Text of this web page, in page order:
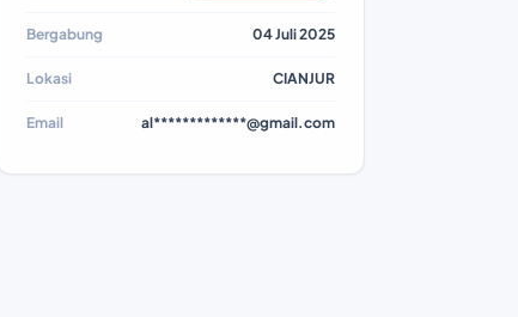
Bergabung 04 Juli 2025
Lokasi CIANJUR
Email al*************@gmail.com